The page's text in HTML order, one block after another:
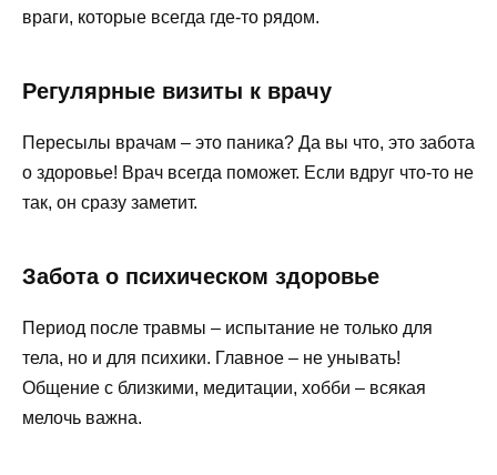
враги, которые всегда где-то рядом.
Регулярные визиты к врачу
Пересылы врачам – это паника? Да вы что, это забота
о здоровье! Врач всегда поможет. Если вдруг что-то не
так, он сразу заметит.
Забота о психическом здоровье
Период после травмы – испытание не только для
тела, но и для психики. Главное – не унывать!
Общение с близкими, медитации, хобби – всякая
мелочь важна.